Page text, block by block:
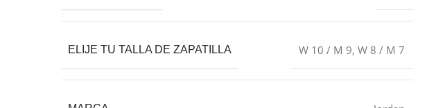
ELIJE TU TALLA DE ZAPATILLA W 10 / M 9, W 8 / M 7